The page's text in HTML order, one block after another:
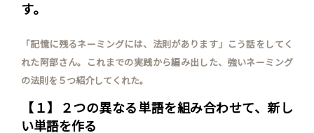
す。
「記憶に残るネーミングには、法則があります」こう話をしてく
れた阿部さん。これまでの実践から編み出した、強いネーミング
の法則を５つ紹介してくれた。
【１】２つの異なる単語を組み合わせて、新し
い単語を作る